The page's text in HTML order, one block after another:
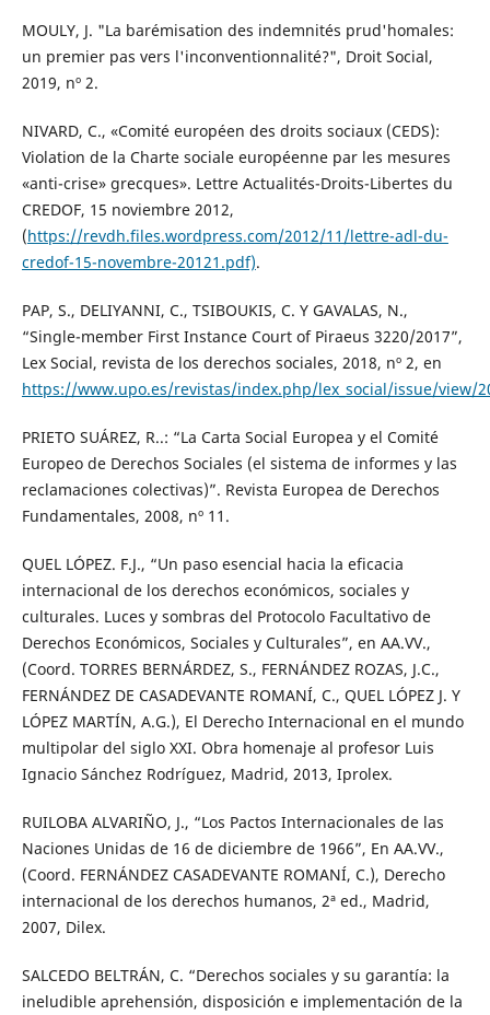
MOULY, J. "La barémisation des indemnités prud'homales:
un premier pas vers l'inconventionnalité?", Droit Social,
2019, nº 2.
NIVARD, C., «Comité européen des droits sociaux (CEDS):
Violation de la Charte sociale européenne par les mesures
«anti-crise» grecques». Lettre Actualités-Droits-Libertes du
CREDOF, 15 noviembre 2012,
(https://revdh.files.wordpress.com/2012/11/lettre-adl-du-
credof-15-novembre-20121.pdf).
PAP, S., DELIYANNI, C., TSIBOUKIS, C. Y GAVALAS, N.,
“Single-member First Instance Court of Piraeus 3220/2017”,
Lex Social, revista de los derechos sociales, 2018, nº 2, en
https://www.upo.es/revistas/index.php/lex_social/issue/view/
PRIETO SUÁREZ, R..: “La Carta Social Europea y el Comité
Europeo de Derechos Sociales (el sistema de informes y las
reclamaciones colectivas)”. Revista Europea de Derechos
Fundamentales, 2008, nº 11.
QUEL LÓPEZ. F.J., “Un paso esencial hacia la eficacia
internacional de los derechos económicos, sociales y
culturales. Luces y sombras del Protocolo Facultativo de
Derechos Económicos, Sociales y Culturales”, en AA.VV.,
(Coord. TORRES BERNÁRDEZ, S., FERNÁNDEZ ROZAS, J.C.,
FERNÁNDEZ DE CASADEVANTE ROMANÍ, C., QUEL LÓPEZ J. Y
LÓPEZ MARTÍN, A.G.), El Derecho Internacional en el mundo
multipolar del siglo XXI. Obra homenaje al profesor Luis
Ignacio Sánchez Rodríguez, Madrid, 2013, Iprolex.
RUILOBA ALVARIÑO, J., “Los Pactos Internacionales de las
Naciones Unidas de 16 de diciembre de 1966”, En AA.VV.,
(Coord. FERNÁNDEZ CASADEVANTE ROMANÍ, C.), Derecho
internacional de los derechos humanos, 2ª ed., Madrid,
2007, Dilex.
SALCEDO BELTRÁN, C. “Derechos sociales y su garantía: la
ineludible aprehensión, disposición e implementación de la